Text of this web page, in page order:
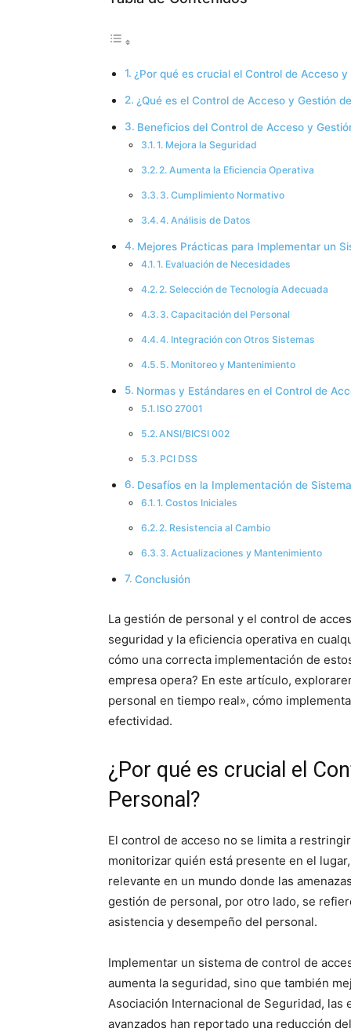
¿Por qué es crucial el Control de Acceso y
¿Qué es el Control de Acceso y Gestión
Beneficios del Control de Acceso y
1. Mejora la Seguridad
2. Aumenta la Eficiencia Operativa
3. Cumplimiento Normativo
4. Análisis de Datos
Mejores Prácticas para Implementar un
1. Evaluación de Necesidades
2. Selección de Tecnología Adecuada
3. Capacitación del Personal
4. Integración con Otros Sistemas
5. Monitoreo y Mantenimiento
Normas y Estándares en el Control de
ISO 27001
ANSI/BICSI 002
PCI DSS
Desafíos en la Implementación de
1. Costos Iniciales
2. Resistencia al Cambio
3. Actualizaciones y Mantenimiento
Conclusión
La gestión de personal y el control de
seguridad y la eficiencia operativa en
cómo una correcta implementación de
empresa opera? En este artículo,
personal en tiempo real», cómo
efectividad.
¿Por qué es crucial el
Personal?
El control de acceso no se limita a
monitorizar quién está presente en el
relevante en un mundo donde las
gestión de personal, por otro lado, se
asistencia y desempeño del personal.
Implementar un sistema de control de
aumenta la seguridad, sino que también
Asociación Internacional de Seguridad,
avanzados han reportado una reducción